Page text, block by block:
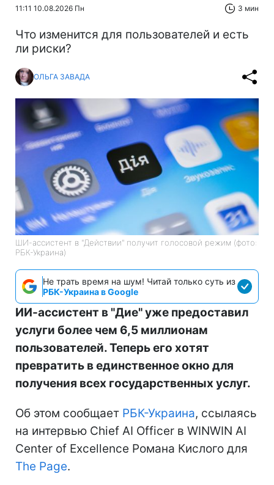
11:11 10.08.2026 Пн 3 мин
Что изменится для пользователей и есть
ли риски?
ОЛЬГА ЗАВАДА
ШИ-ассистент в "Действии" получит голосовой режим (фото:
РБК-Украина)
Не трать время на шум! Читай только суть из
РБК-Украина в Google
ИИ-ассистент в "Дие" уже предоставил
услуги более чем 6,5 миллионам
пользователей. Теперь его хотят
превратить в единственное окно для
получения всех государственных услуг.
Об этом сообщает РБК-Украина, ссылаясь
на интервью Chief AI Officer в WINWIN AI
Center of Excellence Романа Кислого для
The Page.